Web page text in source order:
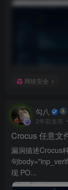
网络安全
勾八
2年前发布
Crocus 任意文
漏洞描述Crocus
句
现 PO...